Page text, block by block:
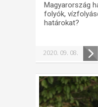
Magyarország
folyók,
határokat?
2020. 09. 08.